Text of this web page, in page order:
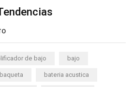
de bajo bajo
baqueta bateria acustica